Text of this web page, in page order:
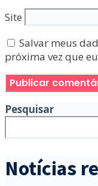
Site
Salvar meus
próxima vez que
Pesquisar
Notícias